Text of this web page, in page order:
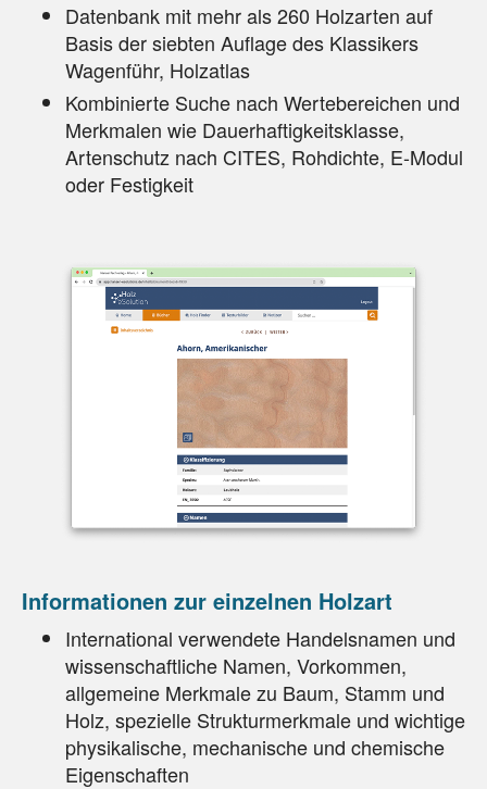
Datenbank mit mehr als 260 Holzarten auf
Basis der siebten Auflage des Klassikers
Wagenführ, Holzatlas
Kombinierte Suche nach Wertebereichen und
Merkmalen wie Dauerhaftigkeitsklasse,
Artenschutz nach CITES, Rohdichte, E-Modul
oder Festigkeit
Informationen zur einzelnen Holzart
International verwendete Handelsnamen und
wissenschaftliche Namen, Vorkommen,
allgemeine Merkmale zu Baum, Stamm und
Holz, spezielle Strukturmerkmale und wichtige
physikalische, mechanische und chemische
Eigenschaften